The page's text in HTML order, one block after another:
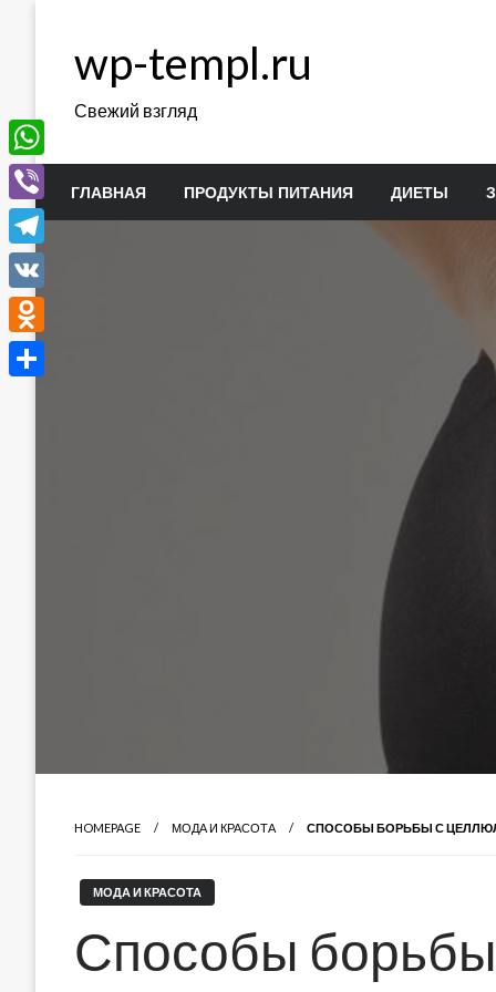
содержимомуwp-templ.ru
Свежий взгляд
ГЛАВНАЯ ПРОДУКТЫ ПИТАНИЯ ДИЕТЫ
HOMEPAGE МОДА И КРАСОТА СПОСОБЫ БОРЬБЫ С
МОДА И КРАСОТА
Способы
WhatsApp
Viber
Telegram
VK
Odnoklassniki